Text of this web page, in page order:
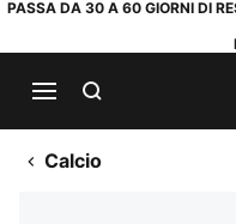
PASSA DA 30 A 60 GIORNI DI
Calcio